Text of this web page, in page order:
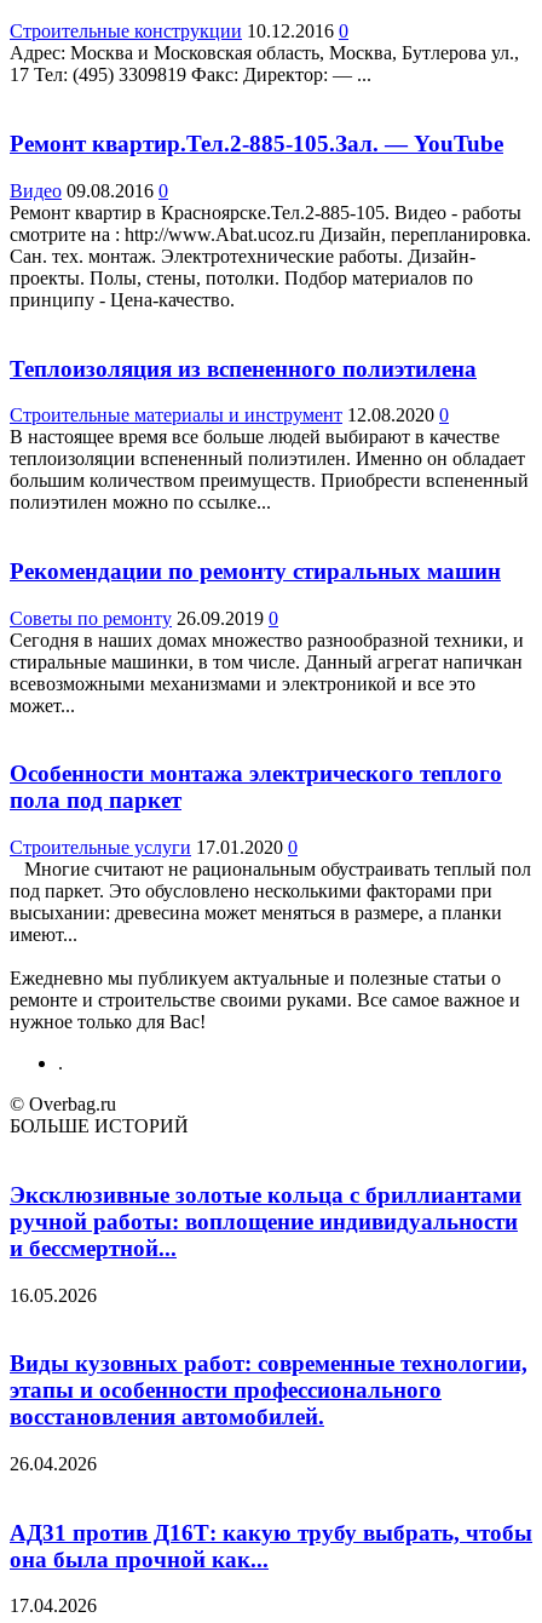
Строительные конструкции 10.12.2016 0
Адрес: Москва и Московская область, Москва, Бутлерова ул.,
17 Teл: (495) 3309819 Факс: Директор: — ...
Ремонт квартир.Тел.2-885-105.Зал. — YouTube
Видео 09.08.2016 0
Ремонт квартир в Красноярске.Тел.2-885-105. Видео - работы
смотрите на : http://www.Abat.ucoz.ru Дизайн, перепланировка.
Сан. тех. монтаж. Электротехнические работы. Дизайн-
проекты. Полы, стены, потолки. Подбор материалов по
принципу - Цена-качество.
Теплоизоляция из вспененного полиэтилена
Строительные материалы и инструмент 12.08.2020 0
В настоящее время все больше людей выбирают в качестве
теплоизоляции вспененный полиэтилен. Именно он обладает
большим количеством преимуществ. Приобрести вспененный
полиэтилен можно по ссылке...
Рекомендации по ремонту стиральных машин
Советы по ремонту 26.09.2019 0
Сегодня в наших домах множество разнообразной техники, и
стиральные машинки, в том числе. Данный агрегат напичкан
всевозможными механизмами и электроникой и все это
может...
Особенности монтажа электрического теплого
пола под паркет
Строительные услуги 17.01.2020 0
Многие считают не рациональным обустраивать теплый пол
под паркет. Это обусловлено несколькими факторами при
высыхании: древесина может меняться в размере, а планки
имеют...
Ежедневно мы публикуем актуальные и полезные статьи о
ремонте и строительстве своими руками. Все самое важное и
нужное только для Вас!
.
© Overbag.ru
БОЛЬШЕ ИСТОРИЙ
Эксклюзивные золотые кольца с бриллиантами
ручной работы: воплощение индивидуальности
и бессмертной...
16.05.2026
Виды кузовных работ: современные технологии,
этапы и особенности профессионального
восстановления автомобилей.
26.04.2026
АД31 против Д16Т: какую трубу выбрать, чтобы
она была прочной как...
17.04.2026